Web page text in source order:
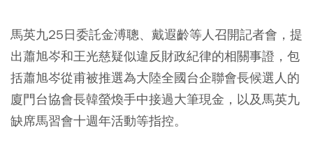
馬英九25日委託金溥聰、戴遐齡等人召開記者會，提
出蕭旭岑和王光慈疑似違反財政紀律的相關事證，包
括蕭旭岑從甫被推選為大陸全國台企聯會長候選人的
廈門台協會長韓螢煥手中接過大筆現金，以及馬英九
缺席馬習會十週年活動等指控。